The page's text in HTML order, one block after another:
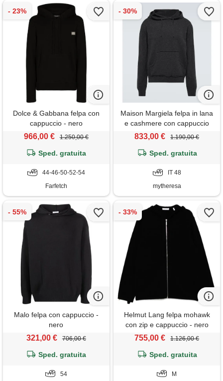
Dolce & Gabbana felpa con
cappuccio - nero
966,00 € 1.250,00 €
Sped. gratuita
44-46-50-52-54
Farfetch
Maison Margiela felpa in lana
e cashmere con cappuccio
833,00 € 1.190,00 €
Sped. gratuita
IT 48
mytheresa
Malo felpa con cappuccio -
nero
321,00 € 706,00 €
Sped. gratuita
54
Helmut Lang felpa mohawk
con zip e cappuccio - nero
755,00 € 1.126,00 €
Sped. gratuita
M